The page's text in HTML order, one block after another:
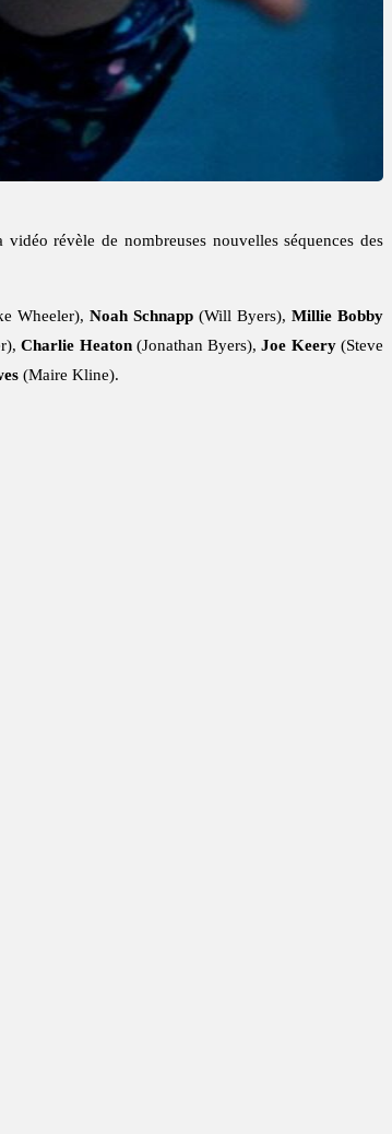
révèle de nombreuses nouvelles séquences des
Wheeler), Noah Schnapp(Will Byers),Millie Bobby
Charlie Heaton(Jonathan Byers),Joe Keery(Steve
(Maire Kline).